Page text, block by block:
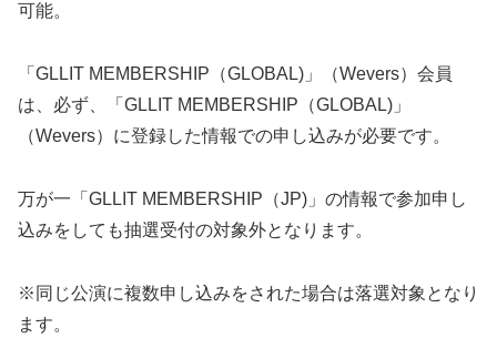
可能。
「GLLIT MEMBERSHIP（GLOBAL)」（Wevers）会員
は、必ず、「GLLIT MEMBERSHIP（GLOBAL)」
（Wevers）に登録した情報での申し込みが必要です。
万が一「GLLIT MEMBERSHIP（JP)」の情報で参加申し
込みをしても抽選受付の対象外となります。
※同じ公演に複数申し込みをされた場合は落選対象となり
ます。